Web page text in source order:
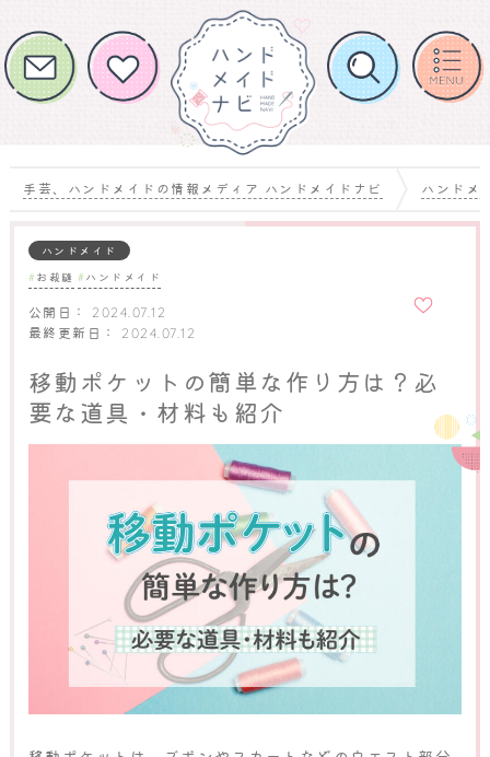
手芸、ハンドメイドの情報メディア ハンドメイドナビ ハンドメ
ハンドメイド
お裁縫 ハンドメイド
公開日： 2024.07.12
最終更新日： 2024.07.12
入りに
移動ポケットの簡単な作り方は？必
要な道具・材料も紹介